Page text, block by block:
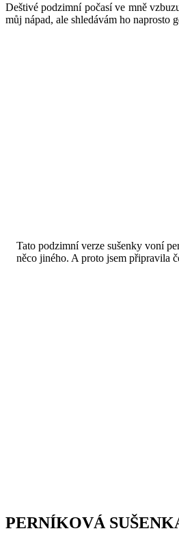
Deštivé podzimní počasí ve mně
můj nápad, ale shledávám ho naprosto
Tato podzimní verze sušenky voní
něco jiného. A proto jsem připravila
PERNÍKOVÁ